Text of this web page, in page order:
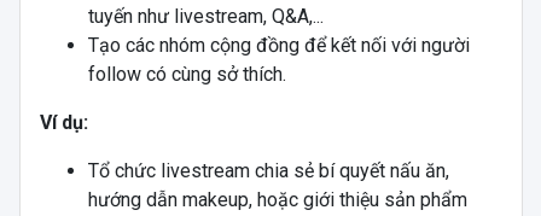
tuyến như livestream, Q&A,...
Tạo các nhóm cộng đồng để kết nối với người
follow có cùng sở thích.
Ví dụ:
Tổ chức livestream chia sẻ bí quyết nấu ăn,
hướng dẫn makeup, hoặc giới thiệu sản phẩm